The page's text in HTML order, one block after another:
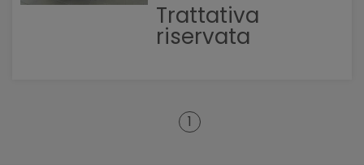
Trattativa
riservata
1